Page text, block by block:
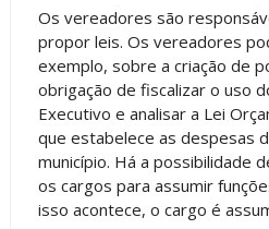
Os vereadores são
propor leis. Os vereadores
exemplo, sobre a criação de
obrigação de fiscalizar o uso
Executivo e analisar a Lei
que estabelece as despesas
município. Há a possibilidade
os cargos para assumir
isso acontece, o cargo é